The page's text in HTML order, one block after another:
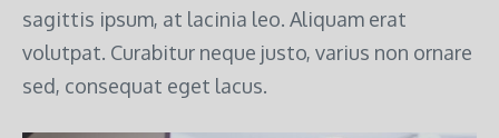
sagittis ipsum, at lacinia leo. Aliquam erat
volutpat. Curabitur neque justo, varius non ornare
sed, consequat eget lacus.